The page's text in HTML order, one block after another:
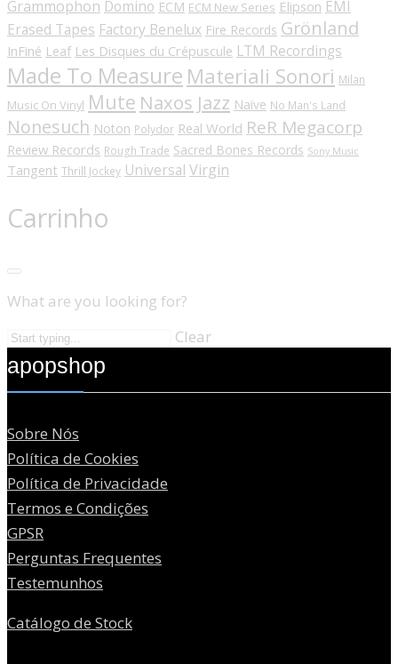
Grammophon Domino ECM ECM New Series Elipson EMI
Erased Tapes Factory Benelux Fire Records Grönland
InFiné Leaf Les Disques du Crépuscule LTM Recordings
Made To Measure Materiali Sonori Milan
Music On Vinyl Mute Naxos Jazz Naïve No Man's Land
Nonesuch Noton Polydor Real World ReR Megacorp
Review Records Rough Trade Sacred Bones Records Sony Music
Tangent Thrill Jockey Universal Virgin
Carrinho
What are you looking for?
Clear
apopshop
Sobre Nós
Política de Cookies
Política de Privacidade
Termos e Condições
GPSR
Perguntas Frequentes
Testemunhos
Catálogo de Stock